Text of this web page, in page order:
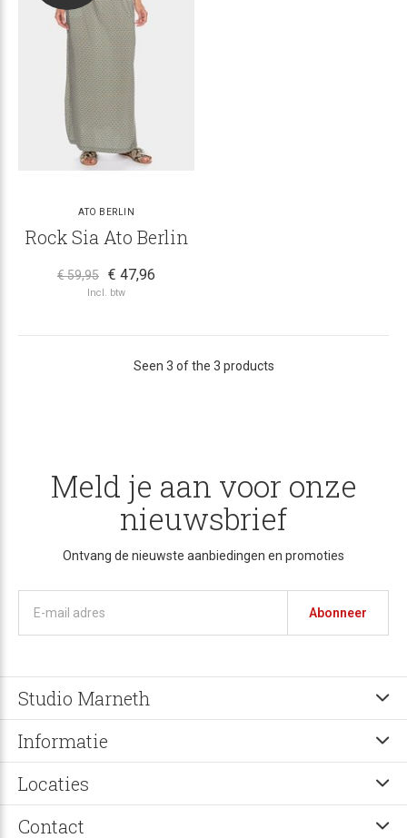
ATO BERLIN
Rock Sia Ato Berlin
€ 59,95 € 47,96
Incl. btw
Seen 3 of the 3 products
Meld je aan voor onze
nieuwsbrief
Ontvang de nieuwste aanbiedingen en promoties
Abonneer
Studio Marneth
Informatie
Locaties
Contact